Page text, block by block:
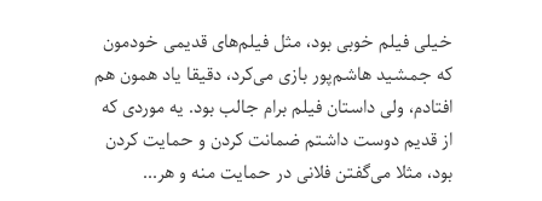
خیلی فیلم خوبی بود، مثل فیلم‌های قدیمی خودمون
که جمشید هاشم‌پور بازی می‌کرد، دقیقا یاد همون هم
افتادم، ولی داستان فیلم برام جالب بود. یه موردی که
از قدیم دوست داشتم ضمانت کردن و حمایت کردن
بود، مثلا می‌گفتن فلانی در حمایت منه و هر